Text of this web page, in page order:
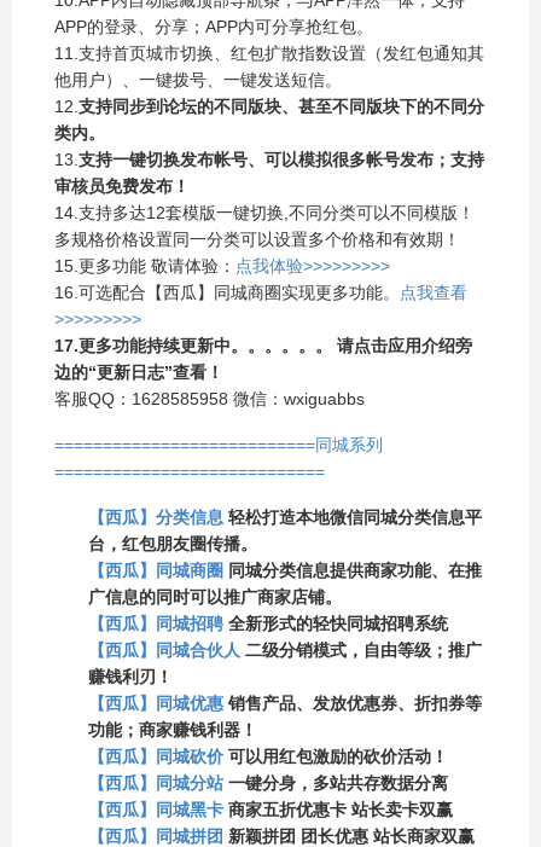
APP的登录、分享；APP内可分享抢红包。
11.支持首页城市切换、红包扩散指数设置（发红包通知其
他用户）、一键拨号、一键发送短信。
12. 支持同步到论坛的不同版块、甚至不同版块下的不同分
类内。
13. 支持一键切换发布帐号、可以模拟很多帐号发布；支持
审核员免费发布！
14.支持多达12套模版一键切换,不同分类可以不同模版！
多规格价格设置同一分类可以设置多个价格和有效期！
15.更多功能 敬请体验： 点我体验>>>>>>>>>
16.可选配合【西瓜】同城商圈实现更多功能。
点我查看
>>>>>>>>>
17.更多功能持续更新中。。。。。。 请点击应用介绍旁
边的“更新日志”查看！
客服QQ：1628585958 微信：wxiguabbs
===========================同城系列
============================
【西瓜】分类信息 轻松打造本地微信同城分类信息平
台，红包朋友圈传播。
【西瓜】同城商圈 同城分类信息提供商家功能、在推
广信息的同时可以推广商家店铺。
【西瓜】同城招聘 全新形式的轻快同城招聘系统
【西瓜】同城合伙人 二级分销模式，自由等级；推广
赚钱利刃！
【西瓜】同城优惠 销售产品、发放优惠券、折扣券等
功能；商家赚钱利器！
【西瓜】同城砍价 可以用红包激励的砍价活动！
【西瓜】同城分站 一键分身，多站共存数据分离
【西瓜】同城黑卡 商家五折优惠卡 站长卖卡双赢
【西瓜】同城拼团 新颖拼团 团长优惠 站长商家双赢